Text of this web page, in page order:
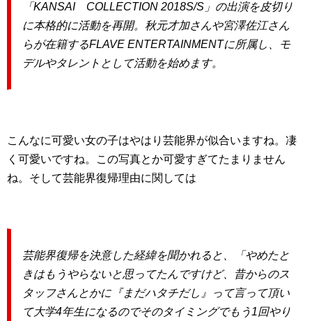
「KANSAI COLLECTION 2018S/S」の出演を皮切り
に本格的に活動を再開。秋元才加さんや宮澤佐江さん
らが在籍するFLAVE ENTERTAINMENTに所属し、モ
デルやタレントとして活動を始めます。
こんなに可愛い女の子はやはり芸能界が似合いますね。凄
く可愛いですね。この写真とか可愛すぎてたまりません
ね。そして芸能界復帰理由に関しては
芸能界復帰を決意した経緯を聞かれると、「やめたと
きはもうやらないと思ってたんですけど、昔からのス
タッフさんとかに『まだハタチだし』って言って頂い
て大学4年生になるのでそのタイミングでもう1回やり